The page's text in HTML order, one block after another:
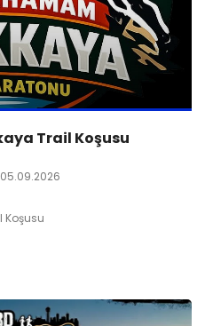
Trail Koşusu
05.09.2026
Koşusu